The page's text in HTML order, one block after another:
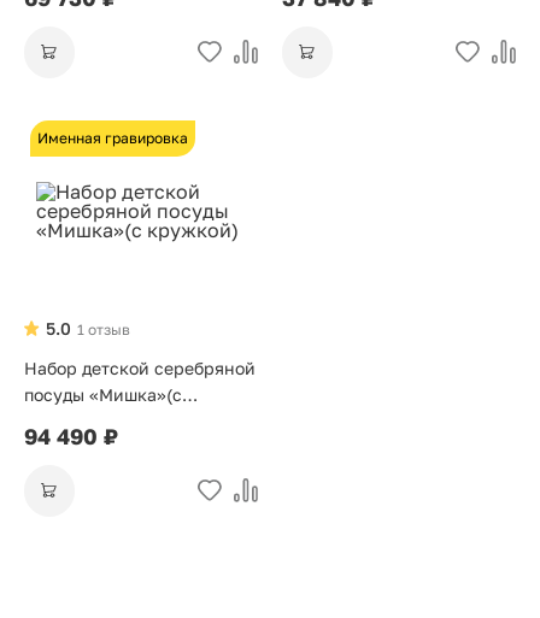
Именная гравировка
1 отзыв
5.0
Набор детской серебряной
посуды «Мишка»(с
94 490 ₽